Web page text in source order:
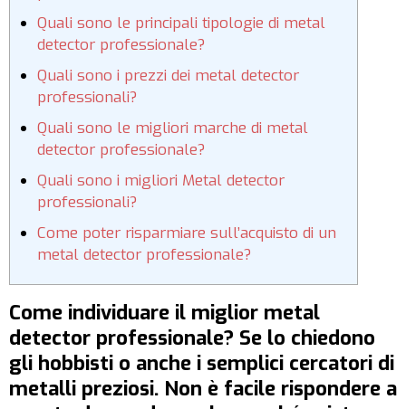
Quali sono le principali tipologie di metal
detector professionale?
Quali sono i prezzi dei metal detector
professionali?
Quali sono le migliori marche di metal
detector professionale?
Quali sono i migliori Metal detector
professionali?
Come poter risparmiare sull’acquisto di un
metal detector professionale?
Come individuare il miglior metal
detector professionale? Se lo chiedono
gli hobbisti o anche i semplici cercatori di
metalli preziosi. Non è facile rispondere a